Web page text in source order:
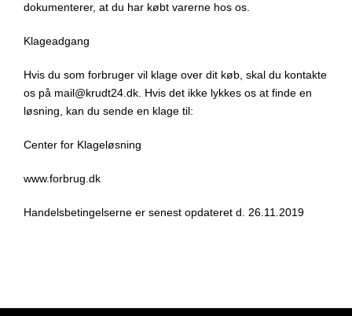
dokumenterer, at du har købt varerne hos os.
Klageadgang
Hvis du som forbruger vil klage over dit køb, skal du kontakte
os på mail@krudt24.dk. Hvis det ikke lykkes os at finde en
løsning, kan du sende en klage til:
Center for Klageløsning
www.forbrug.dk
Handelsbetingelserne er senest opdateret d. 26.11.2019